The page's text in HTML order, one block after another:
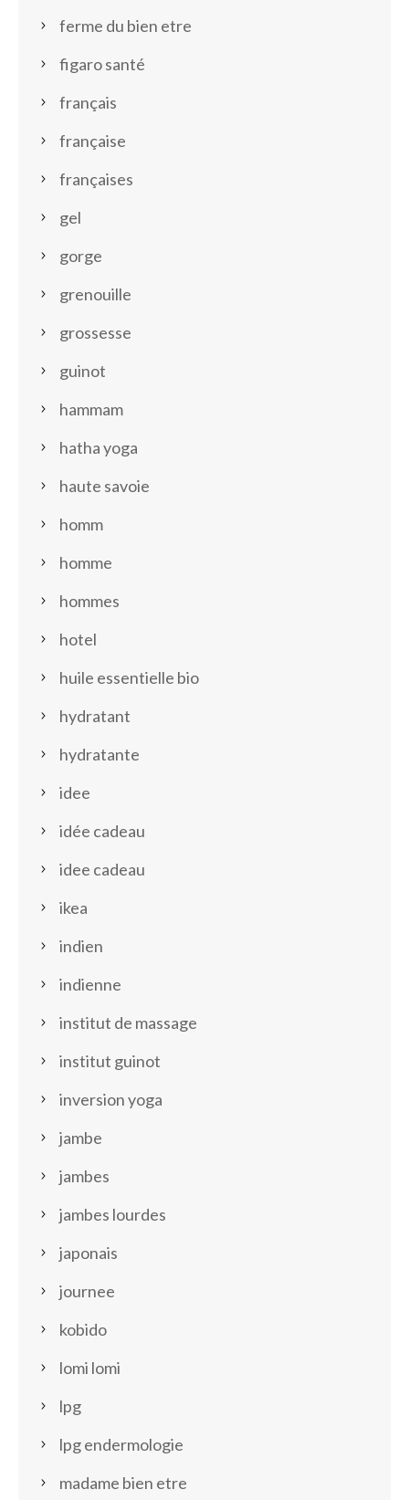
ferme du bien etre
figaro santé
français
française
françaises
gel
gorge
grenouille
grossesse
guinot
hammam
hatha yoga
haute savoie
homm
homme
hommes
hotel
huile essentielle bio
hydratant
hydratante
idee
idée cadeau
idee cadeau
ikea
indien
indienne
institut de massage
institut guinot
inversion yoga
jambe
jambes
jambes lourdes
japonais
journee
kobido
lomi lomi
lpg
lpg endermologie
madame bien etre